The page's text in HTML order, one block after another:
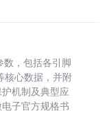
数，包括各引脚
核心数据，并附
机制及典型应
子官方规格书